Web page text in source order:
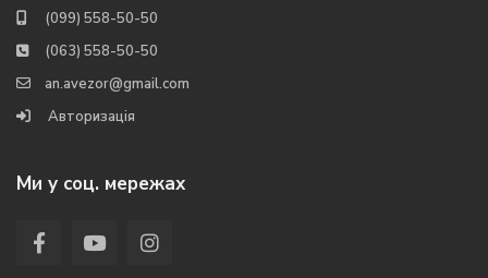
(099) 558-50-50
(063) 558-50-50
an.avezor@gmail.com
Авторизація
Ми у соц. мережах